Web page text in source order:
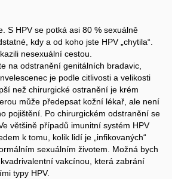
S HPV se potká asi 80 % sexuálně
kdy a od koho jste HPV „chytila“.
nesexuální cestou.
na odstranění genitálních bradavic,
je podle citlivosti a velikosti
než chirurgické ostranění je krém
může předepsat kožní lékař, ale není
pojištění. Po chirurgickém odstranění se
většině případů imunitní systém HPV
k tomu, kolik lidí je „infikovaných“
sexuálním životem. Možná bych
vakcínou, která zabrání
typy HPV.